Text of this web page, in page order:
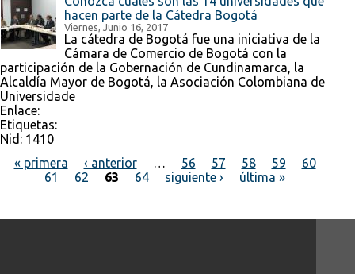
hacen parte de la Cátedra Bogotá
Viernes, Junio 16, 2017
La cátedra de Bogotá fue una iniciativa de la
Cámara de Comercio de Bogotá con la
participación de la Gobernación de Cundinamarca, la
Alcaldía Mayor de Bogotá, la Asociación Colombiana de
Universidade
Enlace:
Etiquetas:
Nid: 1410
Páginas
« primera ‹ anterior … 56 57 58 59
60
61
62 63 64 siguiente › última »